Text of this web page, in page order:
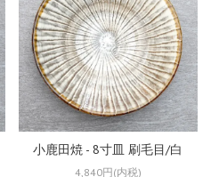
小鹿田焼 - 8寸皿 刷毛目/白
4,840円(内税)